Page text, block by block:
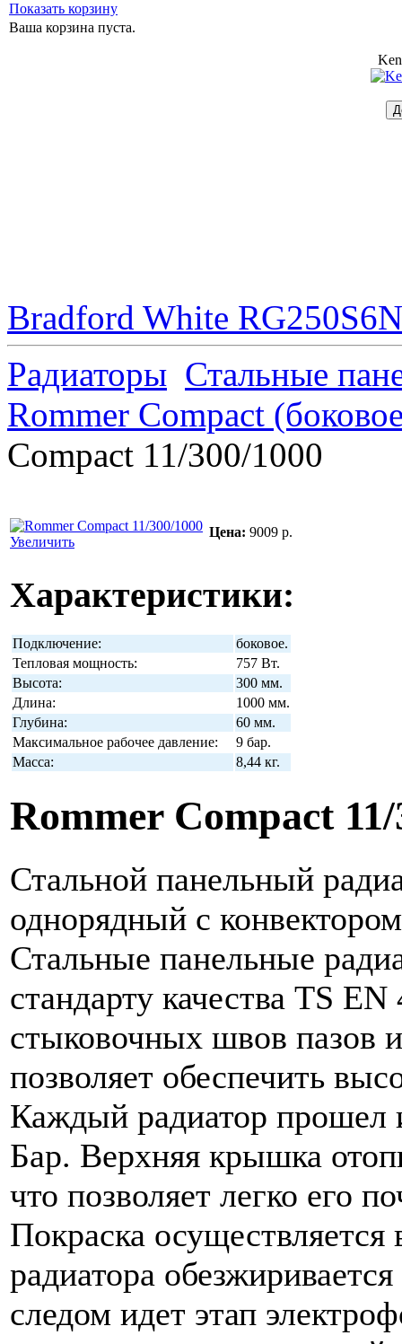
Показать корзину
Ваша корзина пуста.
Bradford White
Радиаторы Стальные
Rommer Compact
Compact 11/300/1000
Увеличить
Цена: 9009 р.
Характеристики:
Подключение:
боковое.
Тепловая мощность:
757 Вт.
Высота:
300 мм.
Длина:
1000 мм.
Глубина:
60 мм.
Максимальное рабочее давление:
9 бар.
Масса:
8,44 кг.
Rommer Compact 11/
Стальной панельный
однорядный с
Стальные панельные
стандарту качества TS
стыковочных швов пазов
позволяет обеспечить
Каждый радиатор прошел
Бар. Верхняя крышка
что позволяет легко его
Покраска осуществляется
радиатора
следом идет этап